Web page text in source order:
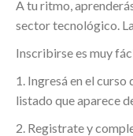
A tu ritmo,
sector tecnológico.
Inscribirse es muy
1. Ingresá en el
listado que aparece
2. Registrate y